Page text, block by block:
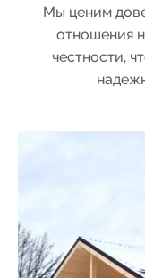
Мы ценим
отношения
честности,